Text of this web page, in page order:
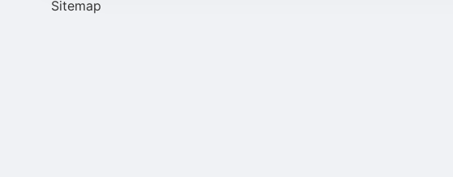
Sitemap